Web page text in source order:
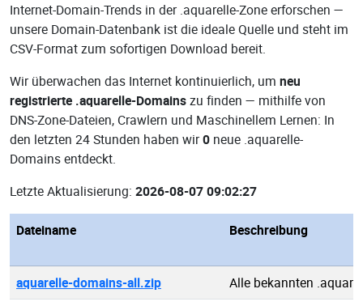
Internet-Domain-Trends in der .aquarelle-Zone erforschen —
unsere Domain-Datenbank ist die ideale Quelle und steht im
CSV-Format zum sofortigen Download bereit.
Wir überwachen das Internet kontinuierlich, um neu
registrierte .aquarelle-Domainszu finden — mithilfe von
DNS-Zone-Dateien, Crawlern und Maschinellem Lernen: In
den letzten 24 Stunden haben wir0 neue .aquarelle-
Domains entdeckt.
Letzte Aktualisierung: 2026-08-07 09:02:27
Dateiname Beschreibung
aquarelle-domains-all.zip
Alle bekannten